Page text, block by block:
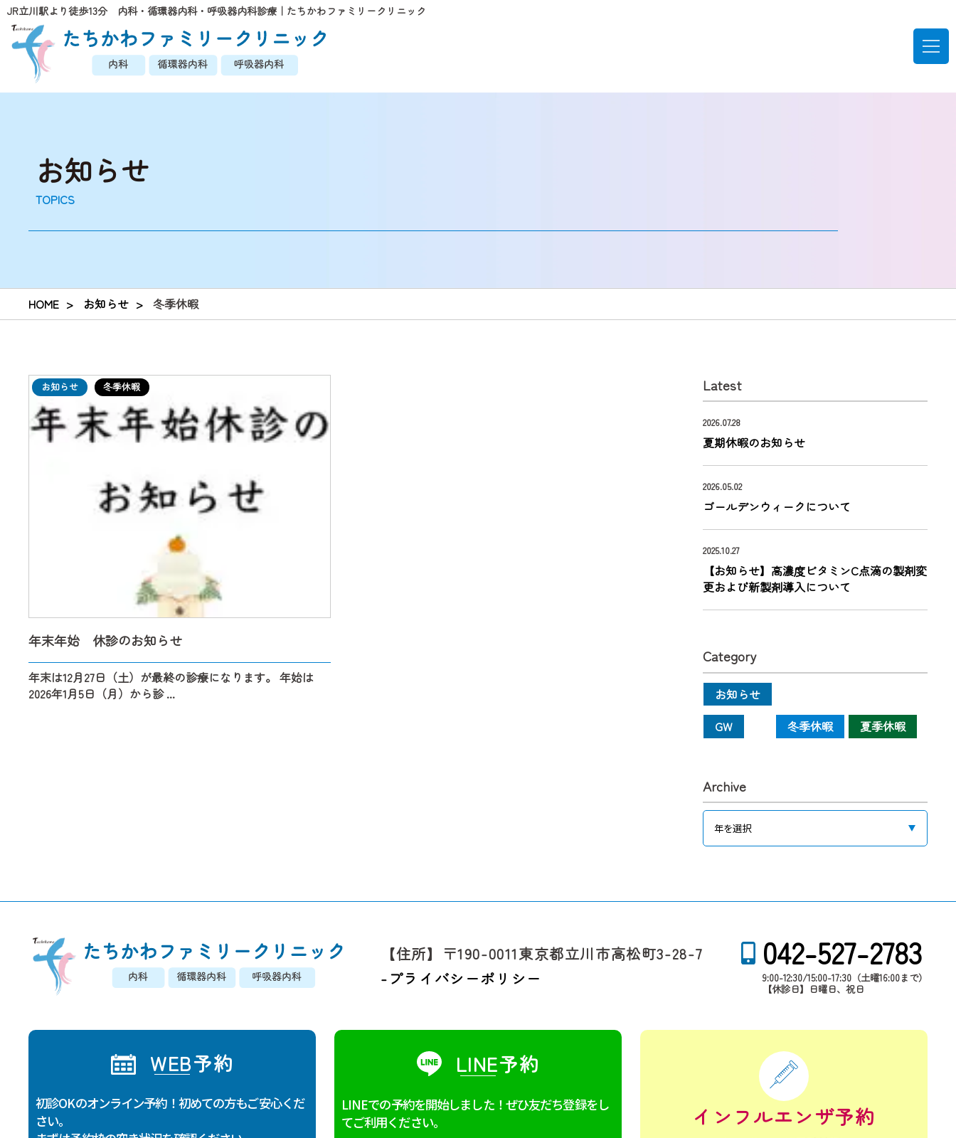
JR立川駅より徒歩13分 内科・循環器内科・呼吸器内科診療｜ たちかわファミリークリニック
お知らせ
TOPICS
HOME お知らせ 冬季休暇
お知らせ 冬季休暇
年末年始 休診のお知らせ
年末は12月27日（土）が最終の診療になります。 年始は
2026年1月5日（月）から診 ...
Latest
2026.07.28
夏期休暇のお知らせ
2026.05.02
ゴールデンウィークについて
2025.10.27
【お知らせ】高濃度ビタミンC点滴の製剤変
更および新製剤導入について
Category
お知らせ
GW
冬季休暇 夏季休暇
Archive
【住所】〒190-0011東京都立川市高松町3-28-7
-プライバシーポリシー
042-527-2783
9:00-12:30/15:00-17:30（土曜16:00まで）
【休診日】日曜日、祝日
WEB予約
初診OKのオンライン予約！初めての方もご安心くだ
さい。
LINE予約
LINEでの予約を開始しました！ ぜひ友だち登録をし
てご利用ください。
インフルエンザ予約